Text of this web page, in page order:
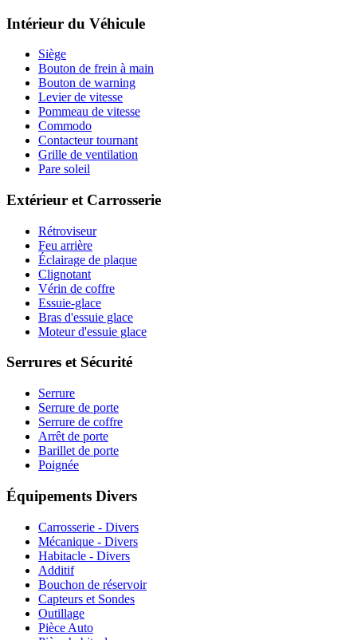
Intérieur du Véhicule
Siège
Bouton de frein à main
Bouton de warning
Levier de vitesse
Pommeau de vitesse
Commodo
Contacteur tournant
Grille de ventilation
Pare soleil
Extérieur et Carrosserie
Rétroviseur
Feu arrière
Éclairage de plaque
Clignotant
Vérin de coffre
Essuie-glace
Bras d'essuie glace
Moteur d'essuie glace
Serrures et Sécurité
Serrure
Serrure de porte
Serrure de coffre
Arrêt de porte
Barillet de porte
Poignée
Équipements Divers
Carrosserie - Divers
Mécanique - Divers
Habitacle - Divers
Additif
Bouchon de réservoir
Capteurs et Sondes
Outillage
Pièce Auto